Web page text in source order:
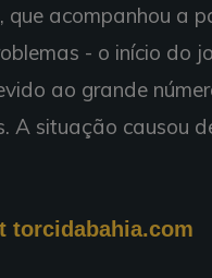
que acompanhou a
- o início do
ao grande
A situação causou
torcidabahia.com